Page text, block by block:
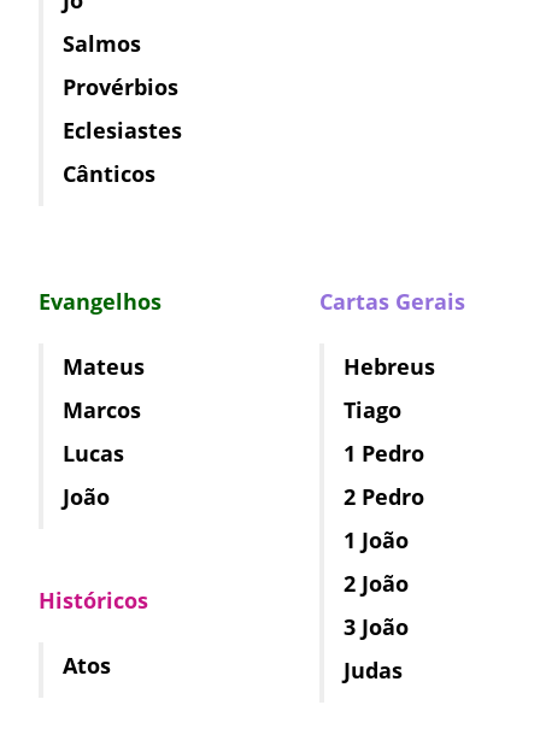
Salmos
Provérbios
Eclesiastes
Cânticos
Evangelhos
Mateus
Marcos
Lucas
João
Históricos
Atos
Cartas Gerais
Hebreus
Tiago
1 Pedro
2 Pedro
1 João
2 João
3 João
Judas